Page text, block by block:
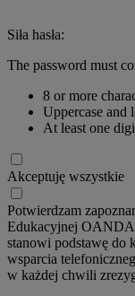
Siła hasła:
The password must
8 or more
Uppercase and
At least one
Akceptuję wszystkie
Potwierdzam
Edukacyjnej OANDA
stanowi podstawę do
wsparcia
w każdej chwili